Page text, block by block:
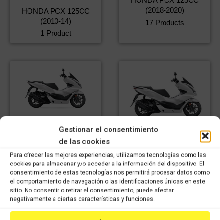
Gestionar el consentimiento
de las cookies
Para ofrecer las mejores experiencias, utilizamos tecnologías como las
cookies para almacenar y/o acceder a la información del dispositivo. El
consentimiento de estas tecnologías nos permitirá procesar datos como
el comportamiento de navegación o las identificaciones únicas en este
sitio. No consentir o retirar el consentimiento, puede afectar
negativamente a ciertas características y funciones.
HONDA PCX 125CC
(2010-14)
1 Product
(2018-2020)
17 Products
2014-17
1 Product
148 Products